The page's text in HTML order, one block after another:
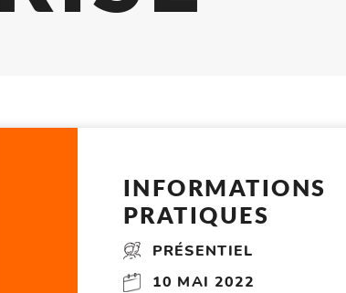
INFORMATIONS
PRATIQUES
PRÉSENTIEL
10 MAI 2022